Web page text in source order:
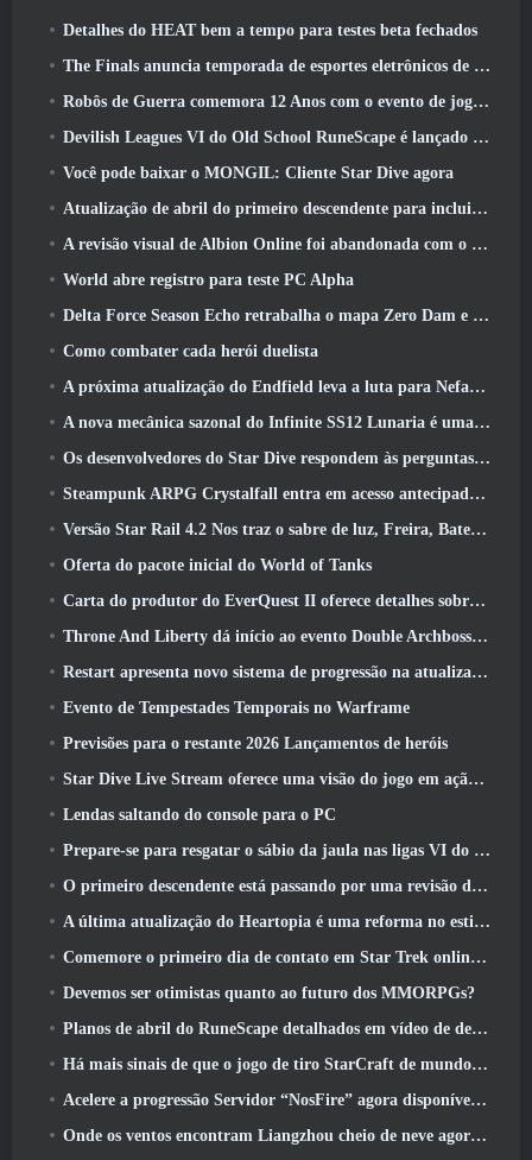
Detalhes do HEAT bem a tempo para testes beta fechados
The Finals anuncia temporada de esportes eletrônicos de US$ 200 mil
Robôs de Guerra comemora 12 Anos com o evento de jogos robóticos marcianos
Devilish Leagues VI do Old School RuneScape é lançado hoje
Você pode baixar o MONGIL: Cliente Star Dive agora
Atualização de abril do primeiro descendente para incluir versão beta do novo conteúdo do Endgame
A revisão visual de Albion Online foi abandonada com o lançamento da atualização Radiant Wilds hoje
World abre registro para teste PC Alpha
Delta Force Season Echo retrabalha o mapa Zero Dam e expande a jogabilidade das operações
Como combater cada herói duelista
A próxima atualização do Endfield leva a luta para Nefarith
A nova mecânica sazonal do Infinite SS12 Lunaria é uma das “maiores adições” ao jogo
Os desenvolvedores do Star Dive respondem às perguntas dos jogadores em uma transmissão ao vivo surpresa
Steampunk ARPG Crystalfall entra em acesso antecipado, Mas não sem alguns problemas
Versão Star Rail 4.2 Nos traz o sabre de luz, Freira, Baterista Trailblazer e um emanador de euforia
Oferta do pacote inicial do World of Tanks
Carta do produtor do EverQuest II oferece detalhes sobre servidor de expansão bloqueado por tempo
Throne And Liberty dá início ao evento Double Archboss Spawn
Restart apresenta novo sistema de progressão na atualização da temporada SS4
Evento de Tempestades Temporais no Warframe
Previsões para o restante 2026 Lançamentos de heróis
Star Dive Live Stream oferece uma visão do jogo em ação antes do lançamento
Lendas saltando do console para o PC
Prepare-se para resgatar o sábio da jaula nas ligas VI do RuneScape da velha escola: Pactos Demoníacos
O primeiro descendente está passando por uma revisão de acordo com o Dev Stream
A última atualização do Heartopia é uma reforma no estilo Alice no país das maravilhas
Comemore o primeiro dia de contato em Star Trek online e ganhe uma nova versão do Nobel Intel Battlecruiser
Devemos ser otimistas quanto ao futuro dos MMORPGs?
Planos de abril do RuneScape detalhados em vídeo de desenvolvimento
Há mais sinais de que o jogo de tiro StarCraft de mundo aberto pode ser uma coisa real
Acelere a progressão Servidor “NosFire” agora disponível no NosTale
Onde os ventos encontram Liangzhou cheio de neve agora disponível com o lançamento da versão 1.5